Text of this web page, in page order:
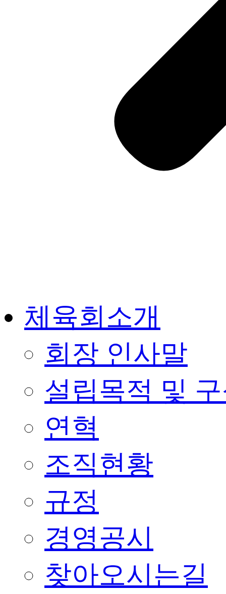
체육회소개
회장 인사말
설립목적 및
연혁
조직현황
규정
경영공시
찾아오시는길